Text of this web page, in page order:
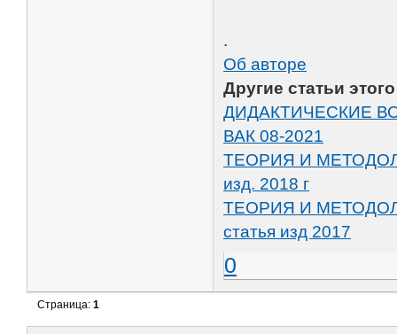
.
Об авторе
Другие статьи
ДИДАКТИЧЕСКИЕ
ВАК 08-2021
ТЕОРИЯ И
изд. 2018 г
ТЕОРИЯ И
статья изд 2017
0
Страница:1